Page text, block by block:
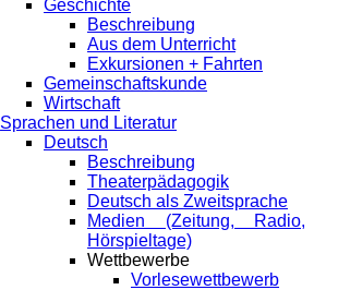
Geschichte
Beschreibung
Aus dem Unterricht
Exkursionen + Fahrten
Gemeinschaftskunde
Wirtschaft
Sprachen und Literatur
Deutsch
Beschreibung
Theaterpädagogik
Deutsch als Zweitsprache
Medien (Zeitung, Radio,
Hörspieltage)
Wettbewerbe
Vorlesewettbewerb